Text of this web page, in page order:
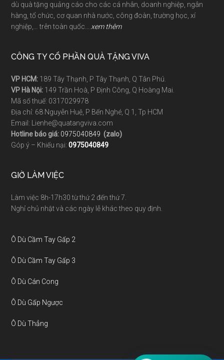
dù quà tặng quảng cáo cho các cá nhân, doanh nghiệp, ngân
hàng, tổ chức, cơ quan nhà nước, công đoàn, trường học, xí
nghiệp,… trên toàn quốc….xem thêm
CÔNG TY CỔ PHẦN QUÀ TẶNG VIVA
VP HCM: 189 Tây Thạnh, P Tây Thạnh, Q Tân Phú.
VP Hà Nội: 149 Trần Hoà, P Định Công, Q Hoàng Mai.
Mã số thuế: 0317029978
Địa chỉ: 68 Nguyễn Huệ, P Bến Nghé, Q 1, Tp HCM
Email: Lienhe@quatangviva.com
Hotline báo giá: 0975040849 (zalo)
Góp ý – Khiếu nại:0975040849
GIỜ LÀM VIỆC
Làm việc 8h-17h30 từ thứ 2 đến thứ 7.
Nghỉ chủ nhật và các ngày lễ khác theo quy định.
Ô Dù Cầm Tay Gấp 2
Ô Dù Cầm Tay Gấp 3
Ô Dù Cán Cong
Ô Dù Gấp Ngược
Ô Dù Thẳng